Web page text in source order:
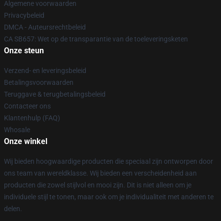
Algemene voorwaarden
Privacybeleid
DMCA - Auteursrechtbeleid
CA SB657: Wet op de transparantie van de toeleveringsketen
Onze steun
Verzend- en leveringsbeleid
Betalingsvoorwaarden
Teruggave & terugbetalingsbeleid
Contacteer ons
Klantenhulp (FAQ)
Whosale
Onze winkel
Wij bieden hoogwaardige producten die speciaal zijn ontworpen door
ons team van wereldklasse. Wij bieden een verscheidenheid aan
producten die zowel stijlvol en mooi zijn. Dit is niet alleen om je
individuele stijl te tonen, maar ook om je individualiteit met anderen te
delen.